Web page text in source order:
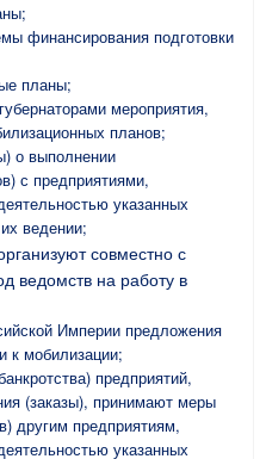
финансирования подготовки
планы;
мероприятия,
планов;
о выполнении
с предприятиями,
указанных
ведении;
совместно с
ведомств на работу в
Империи предложения
к мобилизации;
предприятий,
(заказы), принимают меры
другим предприятиям,
указанных